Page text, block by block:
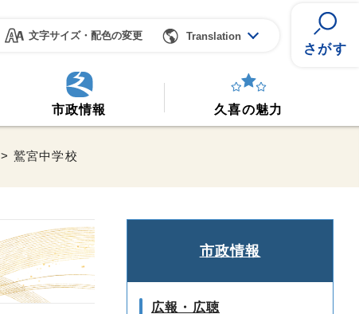
文字サイズ・配色の変更 Translation
さがす
市政情報 久喜の魅力
> 鷲宮中学校
市政情報
広報・広聴